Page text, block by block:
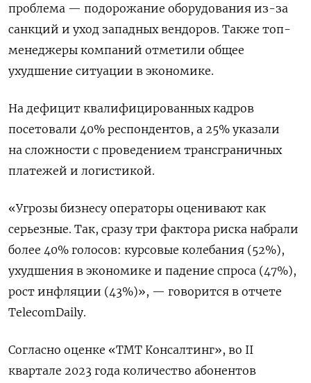
проблема — подорожание оборудования из-за
санкций и уход западных вендоров. Также топ-
менеджеры компаний отметили общее
ухудшение ситуации в экономике.
На дефицит квалифицированных кадров
посетовали 40% респондентов, а 25% указали
на сложности с проведением трансграничных
платежей и логистикой.
«Угрозы бизнесу операторы оценивают как
серьезные. Так, сразу три фактора риска набрали
более 40% голосов: курсовые колебания (52%),
ухудшения в экономике и падение спроса (47%),
рост инфляции (43%)», — говорится в отчете
TelecomDaily.
Согласно оценке «ТМТ Консалтинг», во II
квартале 2023 года количество абонентов